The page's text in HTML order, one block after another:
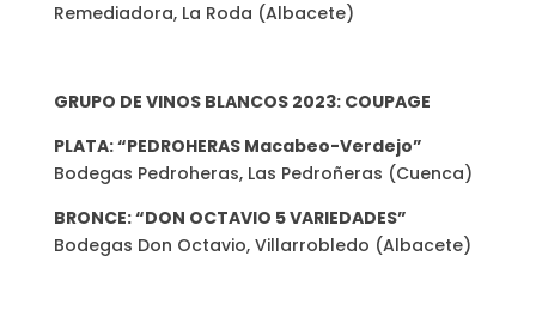
Remediadora, La Roda (Albacete)
GRUPO DE VINOS BLANCOS 2023: COUPAGE
PLATA: “PEDROHERAS Macabeo-Verdejo”
Bodegas Pedroheras, Las Pedroñeras (Cuenca)
BRONCE: “DON OCTAVIO 5 VARIEDADES”
Bodegas Don Octavio, Villarrobledo (Albacete)